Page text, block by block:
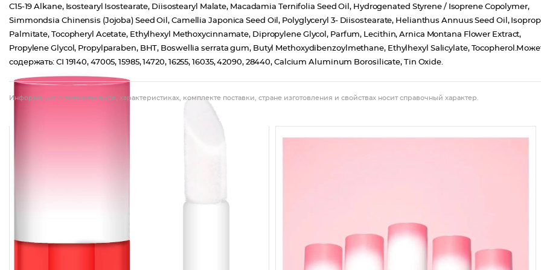
C15-19 Alkane, Isostearyl Isostearate, Diisostearyl Malate, Macadamia Ternifolia Seed Oil, Hydrogenated Styrene / Isoprene Copolymer,
Simmondsia Chinensis (Jojoba) Seed Oil, Camellia Japonica Seed Oil, Polyglyceryl 3- Diisostearate, Helianthus Annuus Seed Oil,
Palmitate, Tocopheryl Acetate, Ethylhexyl Methoxycinnamate, Dipropylene Glycol, Parfum, Lecithin, Arnica Montana Flower Extract,
Propylene Glycol, Propylparaben, BHT, Boswellia serrata gum, Butyl Methoxydibenzoylmethane, Ethylhexyl Salicylate,
содержать: CI 19140, 47005, 15985, 14720, 16255, 16035, 42090, 28440, Calcium Aluminum Borosilicate, Tin Oxide.
Информация о внешнем виде, характеристиках, комплекте поставки, стране изготовления и свойствах носит справочный характер.